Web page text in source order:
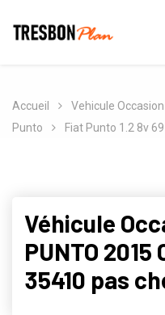
Accueil Vehicule Occasion
Punto
Fiat Punto 1.2 8v
Véhicule
PUNTO 2015
35410 pas